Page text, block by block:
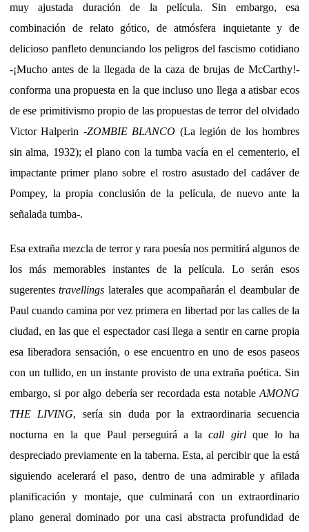
muy ajustada duración de la película. Sin embargo, esa
combinación de relato gótico, de atmósfera inquietante y de
delicioso panfleto denunciando los peligros del fascismo cotidiano
-¡Mucho antes de la llegada de la caza de brujas de McCarthy!-
conforma una propuesta en la que incluso uno llega a atisbar ecos
de ese primitivismo propio de las propuestas de terror del olvidado
Victor Halperin -ZOMBIE BLANCO (La legión de los hombres
sin alma, 1932); el plano con la tumba vacía en el cementerio, el
impactante primer plano sobre el rostro asustado del cadáver de
Pompey, la propia conclusión de la película, de nuevo ante la
señalada tumba-.
Esa extraña mezcla de terror y rara poesía nos permitirá algunos de
los más memorables instantes de la película. Lo serán esos
sugerentestravellings laterales que acompañarán el deambular de
Paul cuando camina por vez primera en libertad por las calles de la
ciudad, en las que el espectador casi llega a sentir en carne propia
esa liberadora sensación, o ese encuentro en uno de esos paseos
con un tullido, en un instante provisto de una extraña poética. Sin
embargo, si por algo debería ser recordada esta notable AMONG
THE LIVING, sería sin duda por la extraordinaria secuencia
nocturna en la que Paul perseguirá a lacall girlque lo ha
despreciado previamente en la taberna. Esta, al percibir que la está
siguiendo acelerará el paso, dentro de una admirable y afilada
planificación y montaje, que culminará con un extraordinario
plano general dominado por una casi abstracta profundidad de